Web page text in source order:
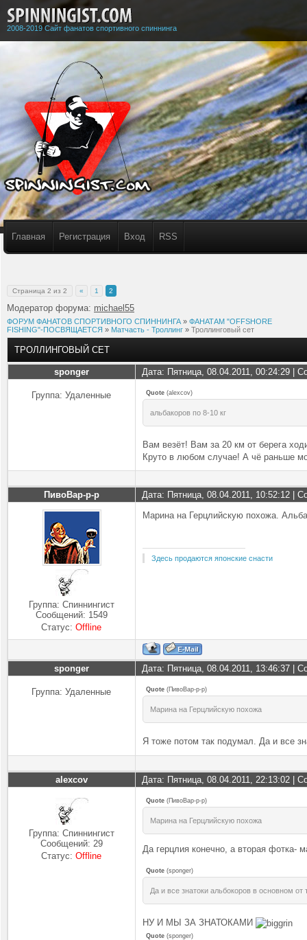
2008-2019 Сайт фанатов спортивного спиннинга
Главная Регистрация Вход RSS
Страница 2 из 2 « 1 2
Модератор форума: michael55
ФОРУМ ФАНАТОВ СПОРТИВНОГО СПИННИНГА » ФАНАТАМ "OFFSHORE
FISHING"-ПОСВЯЩАЕТСЯ » Матчасть - Троллинг » Троллинговый сет
ТРОЛЛИНГОВЫЙ СЕТ
sponger Дата: Пятница, 08.04.2011, 00:24:29 |
Группа: Удаленные Quote (alexcov)
альбакоров по 8-10 кг
Вам везёт! Вам за 20 км от берега
Круто в любом случае! А чё раньше
ПивоВар-р-р Дата: Пятница, 08.04.2011, 10:52:12 |
Группа: Спиннингист
Сообщений: 1549
Статус:Offline
Марина на Герцлийскую похожа.
Здесь продаются японские снасти
sponger Дата: Пятница, 08.04.2011, 13:46:37 |
Группа: Удаленные Quote (ПивоВар-р-р)
Марина на Герцлийскую похожа
Я тоже потом так подумал. Да и все
alexcov Дата: Пятница, 08.04.2011, 22:13:02 |
Группа: Спиннингист
Сообщений: 29
Статус:Offline
Quote (ПивоВар-р-р)
Марина на Герцлийскую похожа
Да герцлия конечно, а вторая фотка-
Quote (sponger)
Да и все знатоки альбокоров в основном от
НУ И МЫ ЗА ЗНАТОКАМИ
Quote (sponger)